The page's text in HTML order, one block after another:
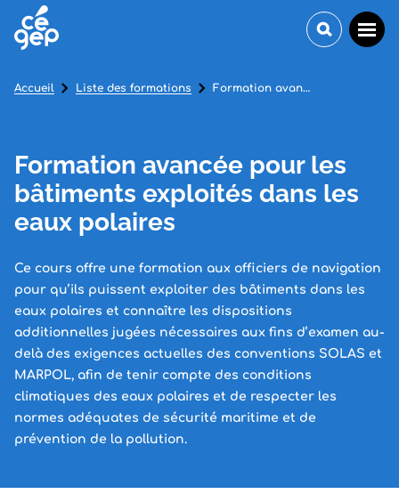
Formation avancée pour les
bâtiments exploités dans les
eaux polaires
Ce cours offre une formation aux officiers de navigation
pour qu’ils puissent exploiter des bâtiments dans les
eaux polaires et connaître les dispositions
additionnelles jugées nécessaires aux fins d’examen au-
delà des exigences actuelles des conventions SOLAS et
MARPOL, afin de tenir compte des conditions
climatiques des eaux polaires et de respecter les
normes adéquates de sécurité maritime et de
prévention de la pollution.
Accueil Liste des formations Formation avancée pour les bâtiments exploités dans les eaux polaires